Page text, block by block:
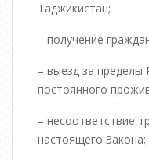
Таджикистан;
– получение
– выезд за пределы
постоянного
– несоответствие
настоящего Закона;